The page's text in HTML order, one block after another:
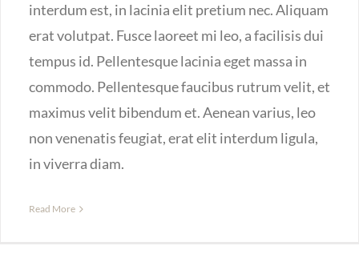
interdum est, in lacinia elit pretium nec. Aliquam
erat volutpat. Fusce laoreet mi leo, a facilisis dui
tempus id. Pellentesque lacinia eget massa in
commodo. Pellentesque faucibus rutrum velit, et
maximus velit bibendum et. Aenean varius, leo
non venenatis feugiat, erat elit interdum ligula,
in viverra diam.
Read More